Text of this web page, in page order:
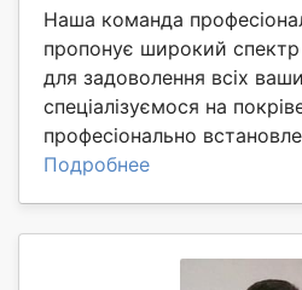
Наша команда
пропонує широкий спектр
для задоволення всіх
спеціалізуємося на
професіонально
Подробнее